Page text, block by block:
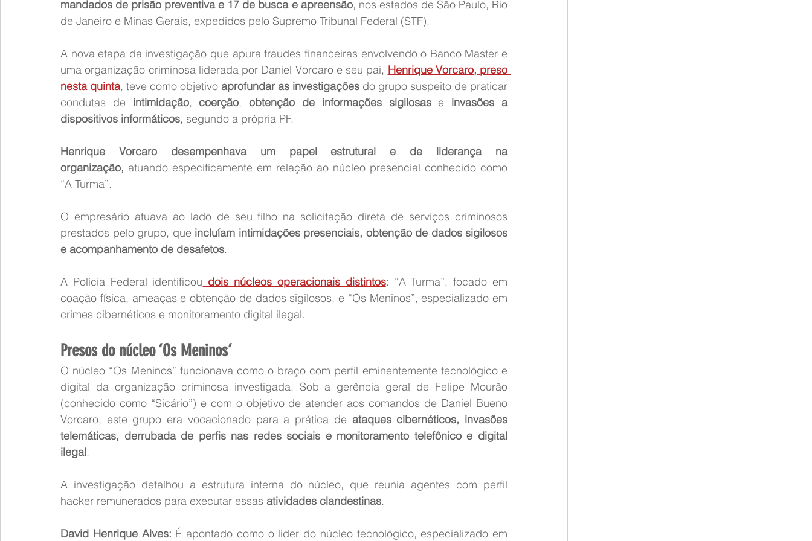
mandados de prisão preventiva e 17 de busca e apreensão, nos estados de São Paulo, Rio
de Janeiro e Minas Gerais, expedidos pelo Supremo Tribunal Federal (STF).
A nova etapa da investigação que apura fraudes financeiras envolvendo o Banco Master e
uma organização criminosa liderada por Daniel Vorcaro e seu pai, Henrique Vorcaro, preso
nesta quinta, teve como objetivo aprofundar as investigações do grupo suspeito de praticar
condutas de intimidação, coerção, obtenção de informações sigilosas e invasões a
dispositivos informáticos, segundo a própria PF.
Henrique Vorcaro desempenhava um papel estrutural e de liderança na
organização, atuando especificamente em relação ao núcleo presencial conhecido como
“A Turma”.
O empresário atuava ao lado de seu filho na solicitação direta de serviços criminosos
prestados pelo grupo, que incluíam intimidações presenciais, obtenção de dados sigilosos
e acompanhamento de desafetos.
A Polícia Federal identificou dois núcleos operacionais distintos: “A Turma”, focado em
coação física, ameaças e obtenção de dados sigilosos, e “Os Meninos”, especializado em
crimes cibernéticos e monitoramento digital ilegal.
Presos do núcleo ‘Os Meninos’
O núcleo “Os Meninos” funcionava como o braço com perfil eminentemente tecnológico e
digital da organização criminosa investigada. Sob a gerência geral de Felipe Mourão
(conhecido como “Sicário”) e com o objetivo de atender aos comandos de Daniel Bueno
Vorcaro, este grupo era vocacionado para a prática de ataques cibernéticos, invasões
telemáticas, derrubada de perfis nas redes sociais e monitoramento telefônico e digital
ilegal.
A investigação detalhou a estrutura interna do núcleo, que reunia agentes com perfil
hacker remunerados para executar essas atividades clandestinas.
David Henrique Alves: É apontado como o líder do núcleo tecnológico, especializado em